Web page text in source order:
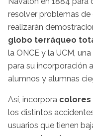
resolver problemas
realizarán
globo terráqueo
la ONCE y la UCM,
para su incorporación
alumnos y alumnas
Así, incorpora colores
los distintos
usuarios que tienen